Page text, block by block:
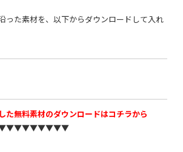
った素材を、以下からダウンロードして入れ
た無料素材のダウンロードはコチラから